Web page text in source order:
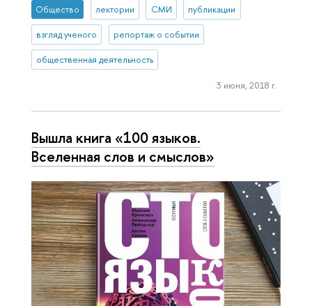
Общество лектории СМИ публикации
взгляд ученого репортаж о событии
общественная деятельность
3 июня, 2018 г.
Вышла книга «100 языков.
Вселенная слов и смыслов»